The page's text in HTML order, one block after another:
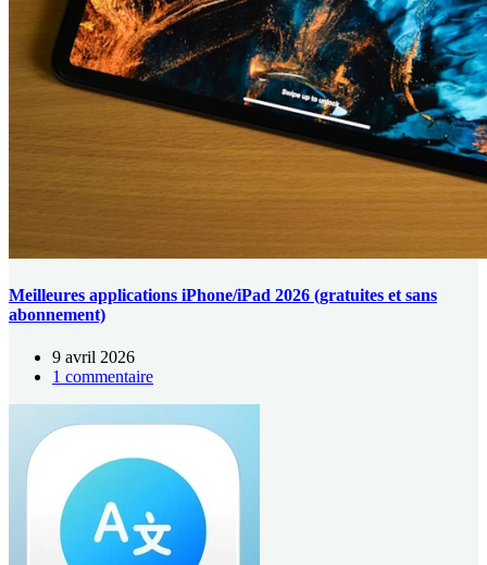
Meilleures applications iPhone/iPad 2026 (gratuites et sans
abonnement)
9 avril 2026
1 commentaire